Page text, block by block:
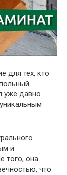
для тех, кто
уже давно
и
того, она
что